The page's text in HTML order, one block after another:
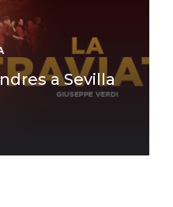
a Sevilla